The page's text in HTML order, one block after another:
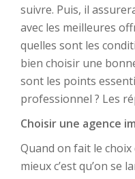
suivre. Puis, il
avec les meilleures
quelles sont les
bien choisir une
sont les points
professionnel ? Les
Choisir une agence
Quand on fait le choix
mieux c’est qu’on se